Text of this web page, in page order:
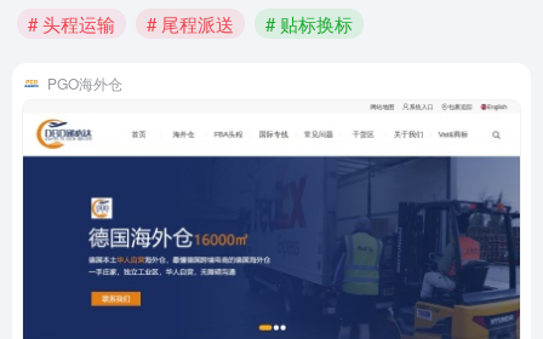
# 头程运输
# 尾程派送 # 贴标换标
PGO海外仓